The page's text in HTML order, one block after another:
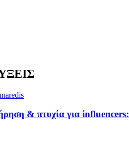
& πτυχία για